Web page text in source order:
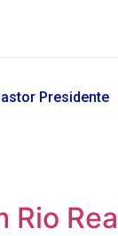
Presidente